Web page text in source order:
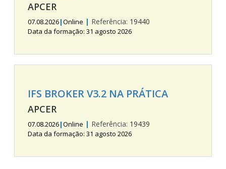
APCER
07.08.2026|Online | Referência: 19440
Data da formação: 31 agosto 2026
IFS BROKER V3.2 NA PRÁTICA
APCER
07.08.2026|Online | Referência: 19439
Data da formação: 31 agosto 2026